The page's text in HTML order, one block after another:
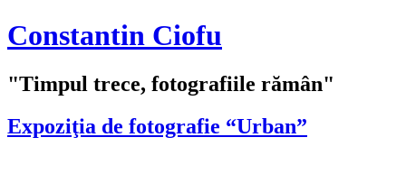
Constantin Ciofu
"Timpul trece, fotografiile rămân"
Expoziţia de fotografie “Urban”